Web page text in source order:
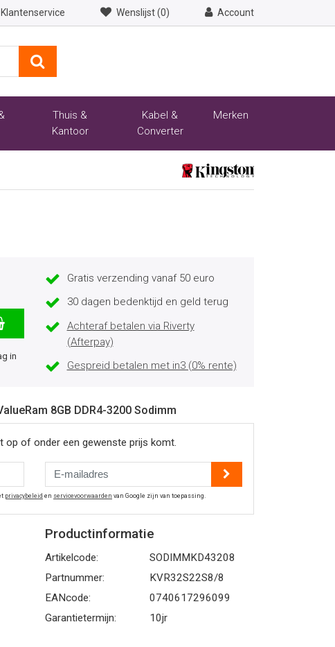
Klantenservice Wenslijst (0) Account
Thuis &
Kantoor
Kabel &
Converter
Merken
in
Gratis verzending vanaf 50 euro
30 dagen bedenktijd en geld terug
Achteraf betalen via Riverty
(Afterpay)
Gespreid betalen met in3 (0% rente)
8GB DDR4-3200 Sodimm
op of onder een gewenste prijs komt.
privacybeleid en servicevoorwaarden van Google zijn van toepassing.
Productinformatie
Artikelcode:
SODIMMKD43208
Partnummer:
KVR32S22S8/8
EANcode:
0740617296099
Garantietermijn:
10jr